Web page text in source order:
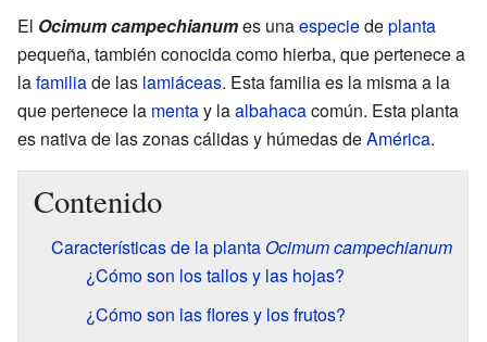
El Ocimum campechianumes unaespeciedeplanta
pequeña, también conocida como hierba, que pertenece a
lafamiliade las lamiáceas. Esta familia es la misma a la
que pertenece la mentay laalbahacacomún. Esta planta
es nativa de las zonas cálidas y húmedas deAmérica.
Contenido
Características de la planta Ocimum campechianum
¿Cómo son los tallos y las hojas?
¿Cómo son las flores y los frutos?